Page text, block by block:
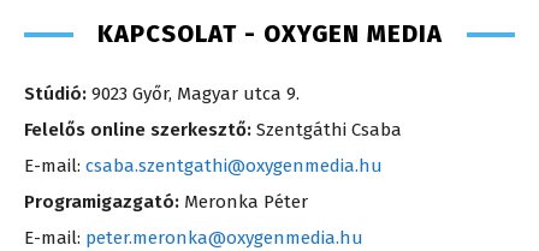
KAPCSOLAT - OXYGEN MEDIA
Stúdió: 9023 Győr, Magyar utca 9.
Felelős online szerkesztő: Szentgáthi Csaba
E-mail: csaba.szentgathi@oxygenmedia.hu
Programigazgató: Meronka Péter
E-mail: peter.meronka@oxygenmedia.hu